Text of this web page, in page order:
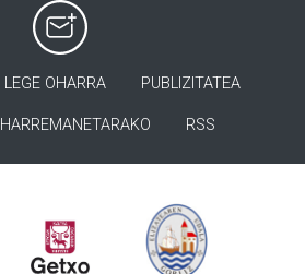
LEGE OHARRA PUBLIZITATEA
HARREMANETARAKO RSS